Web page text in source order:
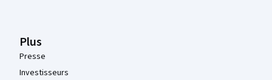
Plus
Presse
Investisseurs